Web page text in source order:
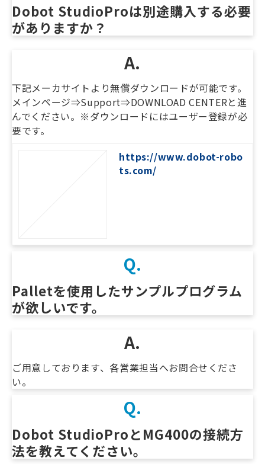
Dobot StudioProは別途購入する必要
がありますか？
A.
下記メーカサイトより無償ダウンロードが可能です。
メインページ⇒Support⇒DOWNLOAD CENTERと進
んでください。※ダウンロードにはユーザー登録が必
要です。
https://www.dobot-robo
ts.com/
Q.
Palletを使用したサンプルプログラム
が欲しいです。
A.
ご用意しております、各営業担当へお問合せくださ
い。
Q.
Dobot StudioProとMG400の接続方
法を教えてください。